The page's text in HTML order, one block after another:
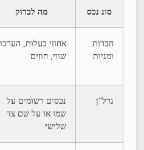
סוג נכס מה לבדוק
חברות
ומניות
אחוזי בעלות, הערכת
שווי, חוזים
נדל"ן
נכסים רשומים על
שמו או על שם צד
שלישי